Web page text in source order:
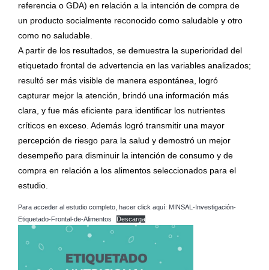
referencia o GDA) en relación a la intención de compra de
un producto socialmente reconocido como saludable y otro
como no saludable.
A partir de los resultados, se demuestra la superioridad del
etiquetado frontal de advertencia en las variables analizados;
resultó ser más visible de manera espontánea, logró
capturar mejor la atención, brindó una información más
clara, y fue más eficiente para identificar los nutrientes
críticos en exceso. Además logró transmitir una mayor
percepción de riesgo para la salud y demostró un mejor
desempeño para disminuir la intención de consumo y de
compra en relación a los alimentos seleccionados para el
estudio.
Para acceder al estudio completo, hacer click aquí: MINSAL-Investigación-
Etiquetado-Frontal-de-Alimentos
Descarga